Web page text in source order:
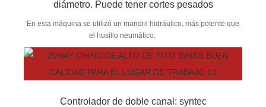
diámetro. Puede tener cortes pesados
En esta máquina se utilizó un mandril hidráulico, más potente que
el husillo neumático.
Controlador de doble canal: syntec